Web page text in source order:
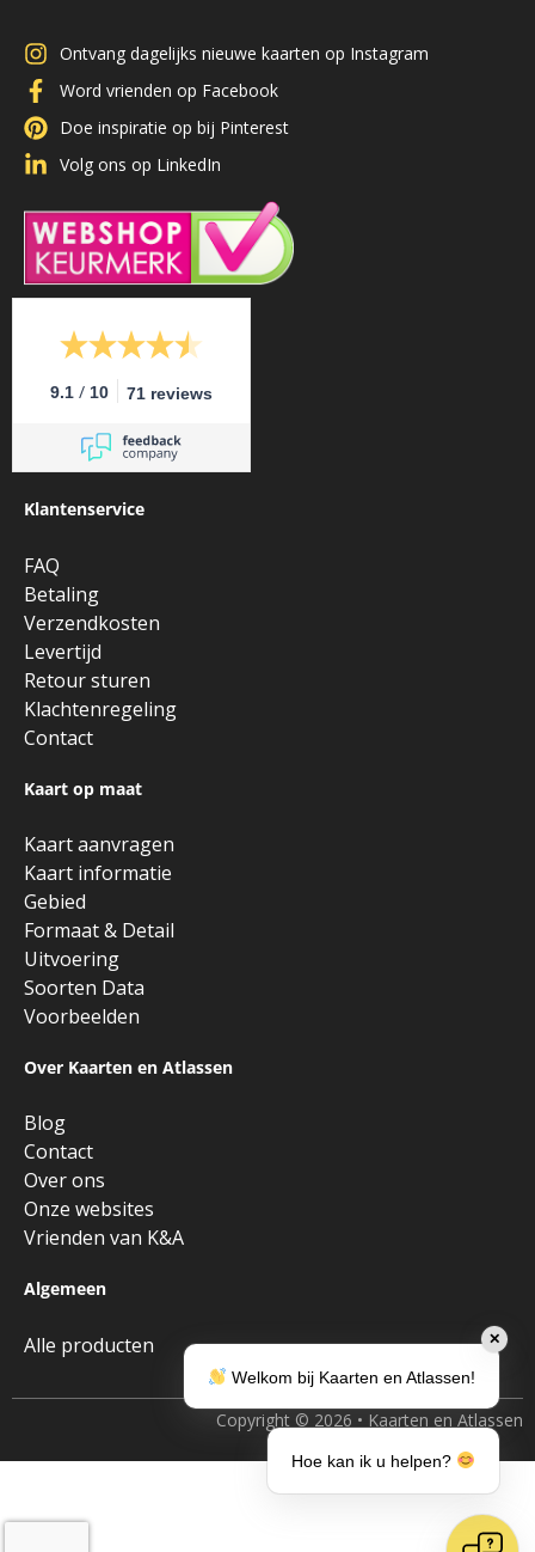
Ontvang dagelijks nieuwe kaarten op Instagram
Word vrienden op Facebook
Doe inspiratie op bij Pinterest
Volg ons op LinkedIn
9.1 / 10 71 reviews
Klantenservice
FAQ
Betaling
Verzendkosten
Levertijd
Retour sturen
Klachtenregeling
Contact
Kaart op maat
Kaart aanvragen
Kaart informatie
Gebied
Formaat & Detail
Uitvoering
Soorten Data
Voorbeelden
Over Kaarten en Atlassen
Blog
Contact
Over ons
Onze websites
Vrienden van K&A
Algemeen
Alle producten
Copyright © 2026 • Kaarten en Atlassen
✕
Welkom bij Kaarten en Atlassen!
Hoe kan ik u helpen?